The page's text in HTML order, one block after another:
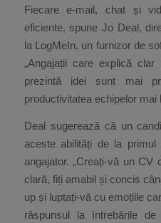
Fiecare e-mail, chat și
eficiente, spune Jo Deal,
la LogMeIn, un furnizor de
„Angajații care explică
prezintă idei sunt mai
productivitatea echipelor mai
Deal sugerează că un
aceste abilități de la
angajator. „Creați-vă un
clară, fiți amabil și concis
up și luptați-vă cu emoțiile
răspunsul la întrebările